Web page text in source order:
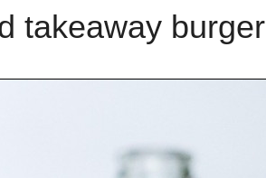
takeaway burger